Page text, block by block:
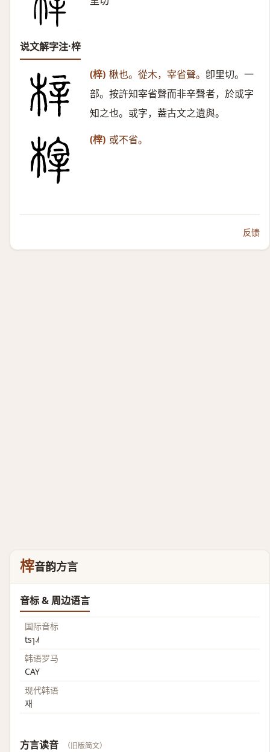
说文解字注·梓
(梓) 楸也。從木，宰省聲。 卽里切。一
部。按許知宰省聲而非辛聲者，於或字
知之也。或字，葢古文之遺與。
(榟) 或不省。
反馈
榟音韵方言
音标 & 周边语言
国际音标
tsɿ˨˩˦
韩语罗马
CAY
现代韩语
재
方言读音 （旧版简文）